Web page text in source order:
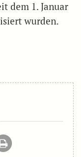
dem 1. Januar
wurden.